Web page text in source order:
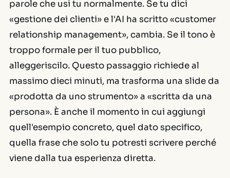
parole che usi tu normalmente. Se tu dici
«gestione dei clienti» e l'AI ha scritto «customer
relationship management», cambia. Se il tono è
troppo formale per il tuo pubblico,
alleggeriscilo. Questo passaggio richiede al
massimo dieci minuti, ma trasforma una slide da
«prodotta da uno strumento» a «scritta da una
persona». È anche il momento in cui aggiungi
quell'esempio concreto, quel dato specifico,
quella frase che solo tu potresti scrivere perché
viene dalla tua esperienza diretta.